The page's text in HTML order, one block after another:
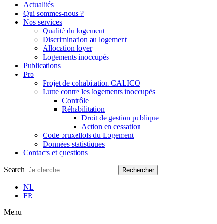
Actualités
Qui sommes-nous ?
Nos services
Qualité du logement
Discrimination au logement
Allocation loyer
Logements inoccupés
Publications
Pro
Projet de cohabitation CALICO
Lutte contre les logements inoccupés
Contrôle
Réhabilitation
Droit de gestion publique
Action en cessation
Code bruxellois du Logement
Données statistiques
Contacts et questions
Search Rechercher
NL
FR
Menu